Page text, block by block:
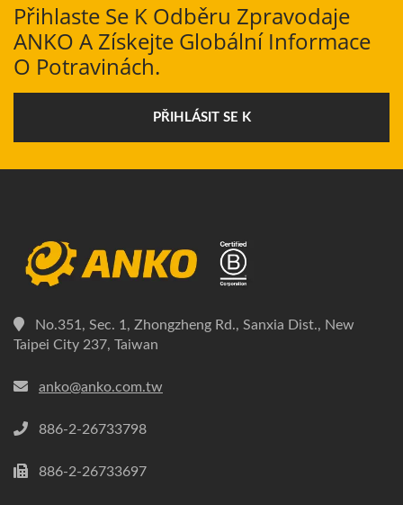
Přihlaste Se K Odběru Zpravodaje
ANKO A Získejte Globální Informace
O Potravinách.
PŘIHLÁSIT SE K
No.351, Sec. 1, Zhongzheng Rd., Sanxia Dist., New
Taipei City 237, Taiwan
anko@anko.com.tw
886-2-26733798
886-2-26733697